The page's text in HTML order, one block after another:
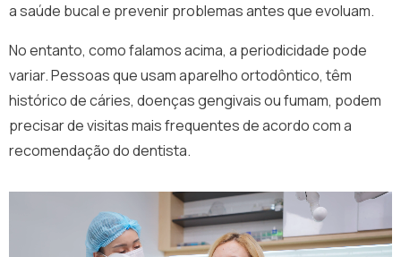
a saúde bucal e prevenir problemas antes que evoluam.
No entanto, como falamos acima, a periodicidade pode
variar. Pessoas que usam aparelho ortodôntico, têm
histórico de cáries, doenças gengivais ou fumam, podem
precisar de visitas mais frequentes de acordo com a
recomendação do dentista.